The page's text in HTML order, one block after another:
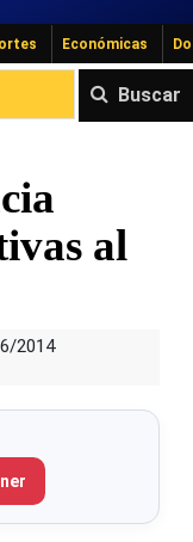
Económicas
Buscar
al
2014